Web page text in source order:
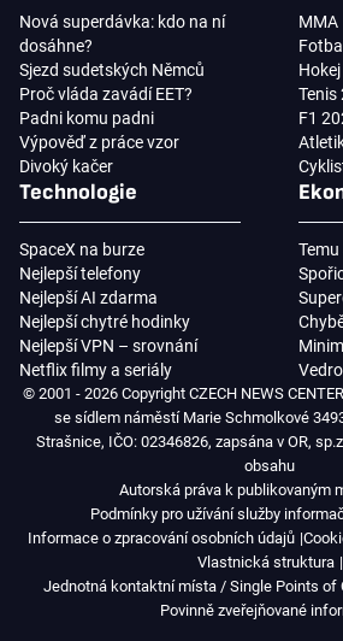
Nová superdávka: kdo na ní
dosáhne?
Sjezd sudetských Němců
Proč vláda zavádí EET?
Padni komu padni
Výpověď z práce vzor
Divoký kačer
MMA
Tenis
F1
Technologie
SpaceX na burze
Nejlepší telefony
Nejlepší AI zdarma
Nejlepší chytré hodinky
Nejlepší VPN – srovnání
Netflix filmy a seriály
© 2001 - 2026 Copyright CZECH NEWS
se sídlem náměstí Marie Schmolkové
Strašnice, IČO: 02346826, zapsána v OR,
obsahu
Autorská práva k publikovaným
Podmínky pro užívání služby
Informace o zpracování osobních údajů
Vlastnická struktura
Jednotná kontaktní místa / Single Points of
Povinně zveřejňované